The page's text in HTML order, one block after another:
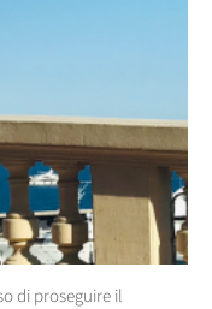
di proseguire il